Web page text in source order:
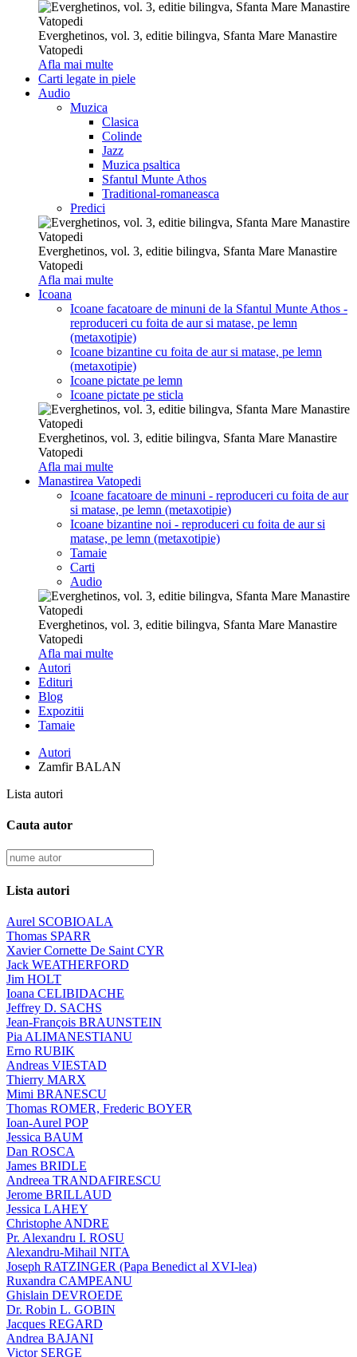
Everghetinos, vol. 3, editie bilingva, Sfanta Mare Manastire
Vatopedi
Afla mai multe
Carti legate in piele
Audio
Muzica
Clasica
Colinde
Jazz
Muzica psaltica
Sfantul Munte Athos
Traditional-romaneasca
Predici
Everghetinos, vol. 3, editie bilingva, Sfanta Mare Manastire
Vatopedi
Afla mai multe
Icoana
Icoane facatoare de minuni de la Sfantul Munte Athos -
reproduceri cu foita de aur si matase, pe lemn
(metaxotipie)
Icoane bizantine cu foita de aur si matase, pe lemn
(metaxotipie)
Icoane pictate pe lemn
Icoane pictate pe sticla
Everghetinos, vol. 3, editie bilingva, Sfanta Mare Manastire
Vatopedi
Afla mai multe
Manastirea Vatopedi
Icoane facatoare de minuni - reproduceri cu foita de aur
si matase, pe lemn (metaxotipie)
Icoane bizantine noi - reproduceri cu foita de aur si
matase, pe lemn (metaxotipie)
Tamaie
Carti
Audio
Everghetinos, vol. 3, editie bilingva, Sfanta Mare Manastire
Vatopedi
Afla mai multe
Autori
Edituri
Blog
Expozitii
Tamaie
Autori
Zamfir BALAN
Lista autori
Cauta autor
Lista autori
Aurel SCOBIOALA
Thomas SPARR
Xavier Cornette De Saint CYR
Jack WEATHERFORD
Jim HOLT
Ioana CELIBIDACHE
Jeffrey D. SACHS
Jean-François BRAUNSTEIN
Pia ALIMANESTIANU
Erno RUBIK
Andreas VIESTAD
Thierry MARX
Mimi BRANESCU
Thomas ROMER, Frederic BOYER
Ioan-Aurel POP
Jessica BAUM
Dan ROSCA
James BRIDLE
Andreea TRANDAFIRESCU
Jerome BRILLAUD
Jessica LAHEY
Christophe ANDRE
Pr. Alexandru I. ROSU
Alexandru-Mihail NITA
Joseph RATZINGER (Papa Benedict al XVI-lea)
Ruxandra CAMPEANU
Ghislain DEVROEDE
Dr. Robin L. GOBIN
Jacques REGARD
Andrea BAJANI
Victor SERGE